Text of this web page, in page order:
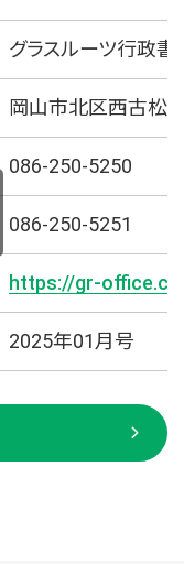
グラスルーツ行政
岡山市北区西古松
086-250-5250
086-250-5251
https://gr-
2025年01月号